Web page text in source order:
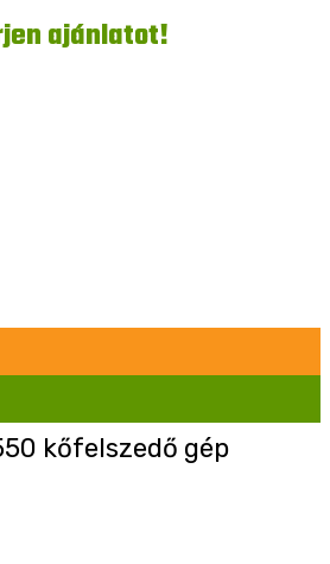
ajánlatot!
kőfelszedő gép